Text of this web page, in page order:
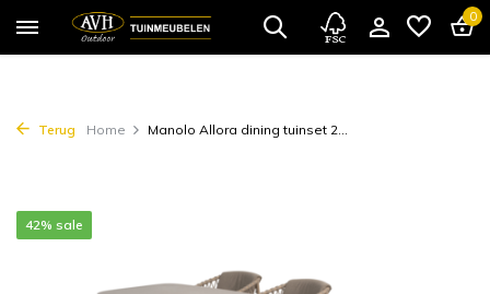
0
Terug Home Manolo Allora dining tuinset 2...
42% sale